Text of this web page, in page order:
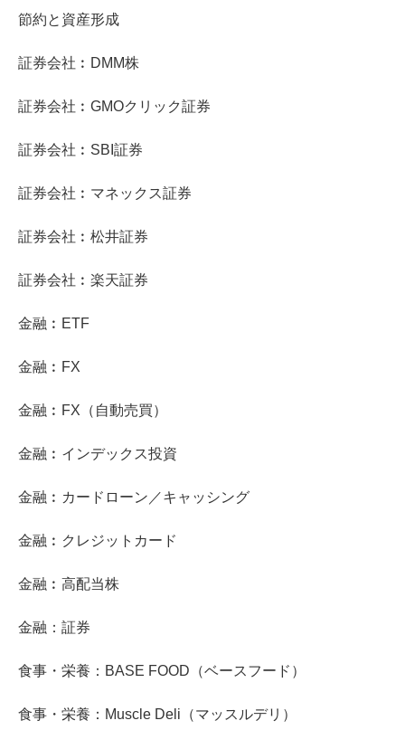
節約と資産形成
証券会社︰DMM株
証券会社︰GMOクリック証券
証券会社︰SBI証券
証券会社︰マネックス証券
証券会社︰松井証券
証券会社︰楽天証券
金融︰ETF
金融︰FX
金融︰FX（自動売買）
金融︰インデックス投資
金融︰カードローン／キャッシング
金融︰クレジットカード
金融︰高配当株
金融：証券
食事・栄養：BASE FOOD（ベースフード）
食事・栄養：Muscle Deli（マッスルデリ）